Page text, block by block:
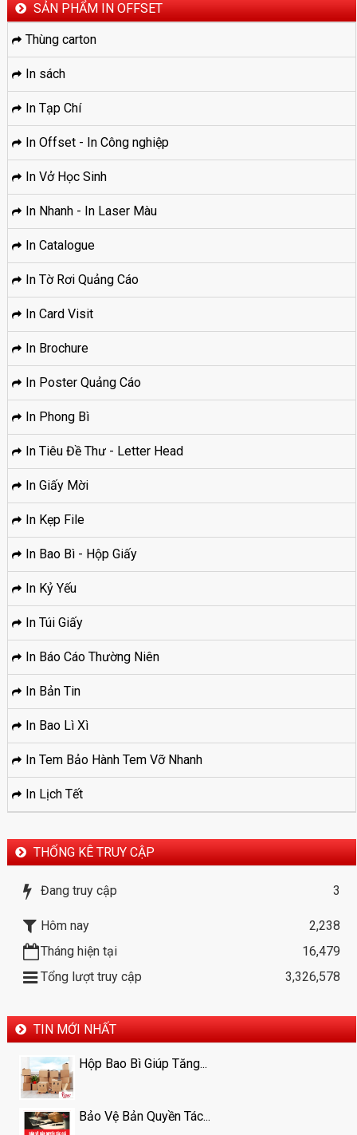
SẢN PHẨM IN OFFSET
Thùng carton
In sách
In Tạp Chí
In Offset - In Công nghiệp
In Vở Học Sinh
In Nhanh - In Laser Màu
In Catalogue
In Tờ Rơi Quảng Cáo
In Card Visit
In Brochure
In Poster Quảng Cáo
In Phong Bì
In Tiêu Đề Thư - Letter Head
In Giấy Mời
In Kẹp File
In Bao Bì - Hộp Giấy
In Kỷ Yếu
In Túi Giấy
In Báo Cáo Thường Niên
In Bản Tin
In Bao Lì Xì
In Tem Bảo Hành Tem Vỡ Nhanh
In Lịch Tết
THỐNG KÊ TRUY CẬP
Đang truy cập 3
Hôm nay
2,238
Tháng hiện tại
16,479
Tổng lượt truy cập
3,326,578
TIN MỚI NHẤT
Hộp Bao Bì Giúp Tăng...
Bảo Vệ Bản Quyền Tác...